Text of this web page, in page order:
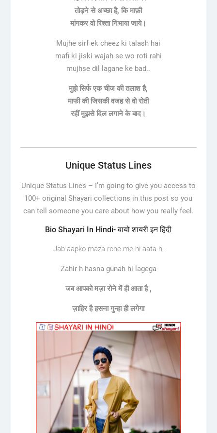
तोड़ने से अच्छा है, कि माफ़ी
मांगकर वो रिश्ता निभाया जाये।
Mujhe sirf ek cheez ki talash hai
mafi ki jiski wajah se wo roti rahi
mujhse dil lagane ke bad..
मुझे सिर्फ एक चीज की तलाश है,
माफी की जिसकी वजह से वो रोती
रहीं मुझसे दिल लगाने के बाद।
Unique Status Lines
Unique Status Lines – I’m going to give you access to
100+ original Shayari collections in this post so you
can tell someone you care about how you really feel.
Bio Shayari In Hindi- बायो शायरी इन हिंदी
Jab aapko maza rone me hi aata h,
Zahir h hasna gunah hi lagega
जब आपको मज़ा रोने में ही आता है ,
ज़ाहिर है हसना गुन्हा ही लगेगा